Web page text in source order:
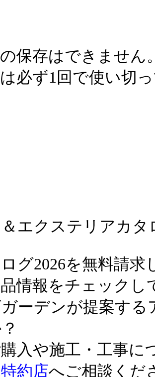
の保存はできません
は必ず1回で使い切
エクステリアカタ
グ2026を無料請求
情報をチェックし
ーデンが提案す
入や施工・工事に
約店へご相談くだ